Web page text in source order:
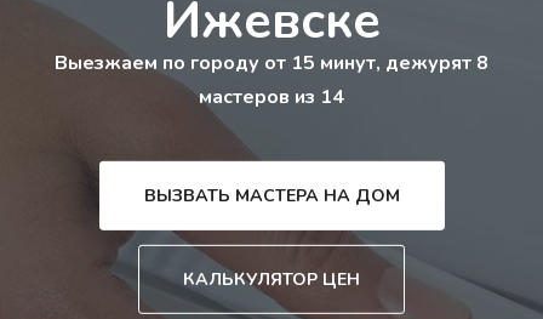
Ижевске
Выезжаем по городу от 15 минут, дежурят 8
мастеров из 14
ВЫЗВАТЬ МАСТЕРА НА ДОМ
КАЛЬКУЛЯТОР ЦЕН